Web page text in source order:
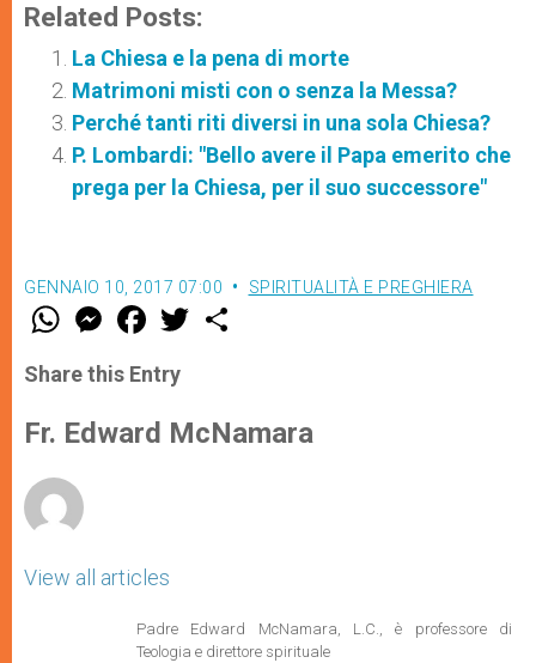
Related Posts:
La Chiesa e la pena di morte
Matrimoni misti con o senza la Messa?
Perché tanti riti diversi in una sola Chiesa?
P. Lombardi: "Bello avere il Papa emerito che
prega per la Chiesa, per il suo successore"
GENNAIO 10, 2017 07:00 SPIRITUALITÀ E PREGHIERA
W
t
s
p
p
M
e
s
e
g
e
F
a
e
b
o
k
w
r
Share this Entry
Fr. Edward McNamara
View all articles
Padre Edward McNamara, L.C., è professore di
Teologia e direttore spirituale